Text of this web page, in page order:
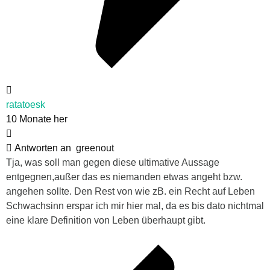
ratatoesk
10 Monate her
Antworten an greenout
Tja, was soll man gegen diese ultimative Aussage
entgegnen,außer das es niemanden etwas angeht bzw.
angehen sollte. Den Rest von wie zB. ein Recht auf Leben
Schwachsinn erspar ich mir hier mal, da es bis dato nichtmal
eine klare Definition von Leben überhaupt gibt.